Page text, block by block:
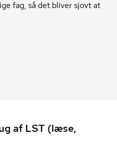
fag, så det bliver sjovt at
af LST (læse,